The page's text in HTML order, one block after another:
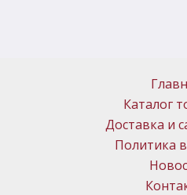
Каталог
Доставка и
Политика